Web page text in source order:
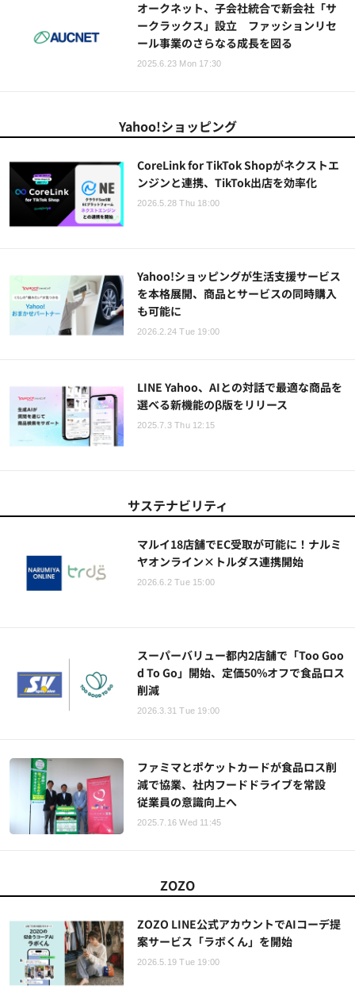
オークネット、子会社統合で新会社「サ
ークラックス」設立 ファッションリセ
ール事業のさらなる成長を図る
2025.6.23 Mon 17:30
Yahoo!ショッピング
CoreLink for TikTok Shopがネクストエ
ンジンと連携、TikTok出店を効率化
2026.5.28 Thu 18:00
Yahoo!ショッピングが生活支援サービス
を本格展開、商品とサービスの同時購入
も可能に
2026.2.24 Tue 19:00
LINE Yahoo、AIとの対話で最適な商品を
選べる新機能のβ版をリリース
2025.7.3 Thu 12:15
サステナビリティ
マルイ18店舗でEC受取が可能に！ナルミ
ヤオンライン×トルダス連携開始
2026.6.2 Tue 15:00
スーパーバリュー都内2店舗で「Too Goo
d To Go」開始、定価50%オフで食品ロス
削減
2026.3.31 Tue 19:00
ファミマとポケットカードが食品ロス削
減で協業、社内フードドライブを常設
従業員の意識向上へ
2025.7.16 Wed 11:45
ZOZO
ZOZO LINE公式アカウントでAIコーデ提
案サービス「ラボくん」を開始
2026.5.19 Tue 19:00